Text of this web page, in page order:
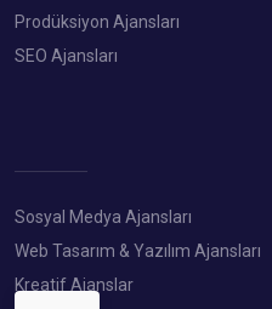
Prodüksiyon Ajansları
SEO Ajansları
Sosyal Medya Ajansları
Web Tasarım & Yazılım Ajansları
Kreatif Ajanslar